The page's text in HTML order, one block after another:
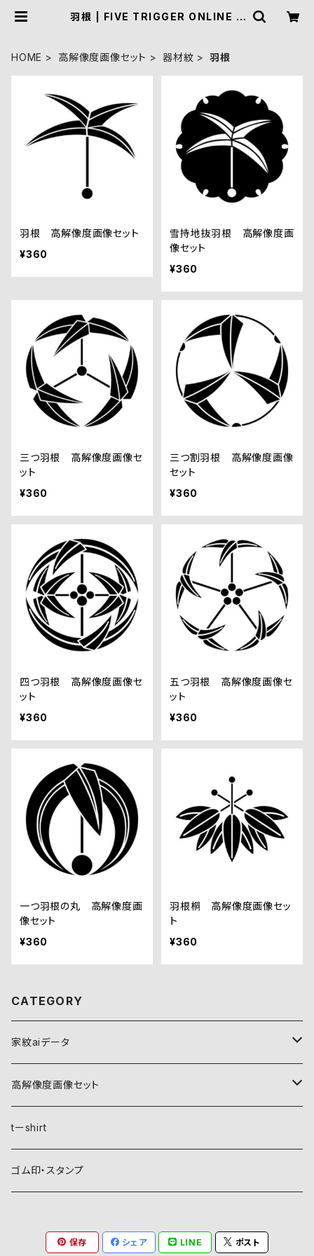
羽根 | FIVE TRIGGER ONLINE S
HOME 高解像度画像セット 器材紋 羽根
羽根 高解像度画像セット
¥360
雪持地抜羽根 高解像度画
像セット
¥360
三つ羽根 高解像度画像セ
ット
¥360
三つ割羽根 高解像度画像
セット
¥360
四つ羽根 高解像度画像セ
ット
¥360
五つ羽根 高解像度画像セ
ット
¥360
一つ羽根の丸 高解像度画
像セット
¥360
羽根桐 高解像度画像セッ
ト
¥360
CATEGORY
家紋aiデータ
自然紋
稲妻
霞
植物紋
葵
朝顔・夕顔
動物紋
高解像度画像セット
自然紋
稲妻
植物紋
tーshirt
ゴム印・スタンプ
保存 シェア LINE ポスト